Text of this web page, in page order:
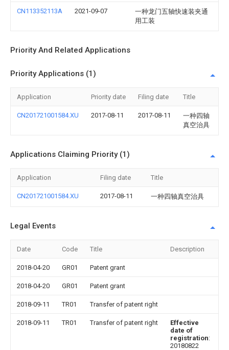
CN113352113A 2021-09-07
一种龙门五轴快速装夹通
用工装
Priority And Related Applications
Priority Applications (1)
Application Priority date Filing date Title
CN201721001584.XU 2017-08-11 2017-08-11
一种四轴
真空治具
Applications Claiming Priority (1)
Application Filing date Title
CN201721001584.XU 2017-08-11 一种四轴真空治具
Legal Events
Date Code Title Description
2018-04-20 GR01 Patent grant
2018-04-20 GR01 Patent grant
2018-09-11 TR01 Transfer of patent right
2018-09-11 TR01 Transfer of patent right
Effective
date of
registration:
20180822